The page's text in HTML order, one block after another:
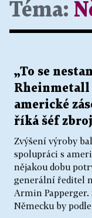
Téma:
„To se
Rheinmetall
americké
říká šéf
Zvýšení výroby
spolupráci s
nějakou dobu
generální ředitel
Armin Papperger.
Německu by